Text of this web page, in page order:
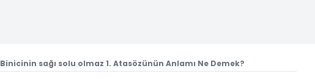
Binicinin sağı solu olmaz 1. Atasözünün Anlamı Ne Demek?